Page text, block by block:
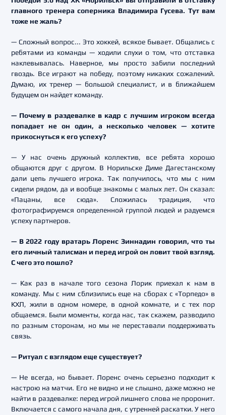
главного тренера соперника Владимира Гусева. Тут вам
тоже не жаль?
— Сложный вопрос... Это хоккей, всякое бывает. Общались с
ребятами из команды — ходили слухи о том, что отставка
наклевывалась. Наверное, мы просто забили последний
гвоздь. Все играют на победу, поэтому никаких сожалений.
Думаю, их тренер — большой специалист, и в ближайшем
будущем он найдет команду.
— Почему в раздевалке в кадр с лучшим игроком всегда
попадает не он один, а несколько человек — хотите
прикоснуться к его успеху?
— У нас очень дружный коллектив, все ребята хорошо
общаются друг с другом. В Норильске Диме Дагестанскому
дали цепь лучшего игрока. Так получилось, что мы с ним
сидели рядом, да и вообще знакомы с малых лет. Он сказал:
«Пацаны, все сюда». Сложилась традиция, что
фотографируемся определенной группой людей и радуемся
успеху партнеров.
— В 2022 году вратарь Лоренс Зиннадин говорил, что ты
его личный талисман и перед игрой он ловит твой взгляд.
С чего это пошло?
— Как раз в начале того сезона Лорик приехал к нам в
команду. Мы с ним сблизились еще на сборах с «Торпедо» в
КХЛ, жили в одном номере, в одной комнате, и с тех пор
общаемся. Были моменты, когда нас, так скажем, разводило
по разным сторонам, но мы не переставали поддерживать
связь.
— Ритуал с взглядом еще существует?
— Не всегда, но бывает. Лоренс очень серьезно подходит к
настрою на матчи. Его не видно и не слышно, даже можно не
найти в раздевалке: перед игрой лишнего слова не проронит.
Включается с самого начала дня, с утренней раскатки. У него